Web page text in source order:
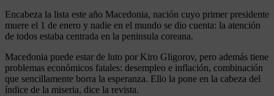
Encabeza la lista este año Macedonia, nación cuyo primer presidente
muere el 1 de enero y nadie en el mundo se dio cuenta: la atención
de todos estaba centrada en la peninsula coreana.
Macedonia puede estar de luto por Kiro Gligorov, pero además tiene
problemas económicos fatales: desempleo e inflación, combinación
que sencillamente borra la esperanza. Ello la pone en la cabeza del
índice de la miseria, dice la revista.